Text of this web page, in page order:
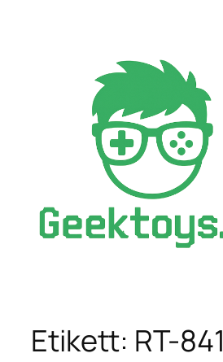
Etikett: RT-841